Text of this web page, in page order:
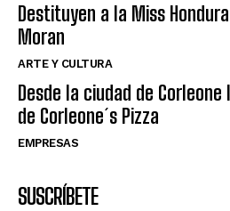
Destituyen a la Miss
Moran
ARTE Y CULTURA
Desde la ciudad de Corleone
de Corleone´s Pizza
EMPRESAS
SUSCRÍBETE